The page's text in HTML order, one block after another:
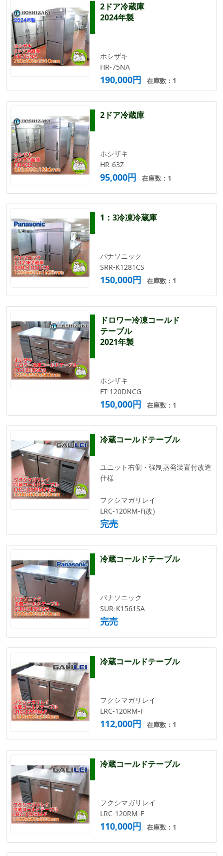
2ドア冷蔵庫
2024年製
ホシザキ
HR-75NA
190,000円 在庫数：1
2ドア冷蔵庫
ホシザキ
HR-63Z
95,000円 在庫数：1
1：3冷凍冷蔵庫
パナソニック
SRR-K1281CS
150,000円 在庫数：1
ドロワー冷凍コールド
テーブル
2021年製
ホシザキ
FT-120DNCG
150,000円 在庫数：1
冷蔵コールドテーブル
ユニット右側・強制蒸発装置付改造
仕様
フクシマガリレイ
LRC-120RM-F(改)
完売
冷蔵コールドテーブル
パナソニック
SUR-K1561SA
完売
冷蔵コールドテーブル
フクシマガリレイ
LRC-120RM-F
112,000円 在庫数：1
冷蔵コールドテーブル
フクシマガリレイ
LRC-120RM-F
110,000円 在庫数：1